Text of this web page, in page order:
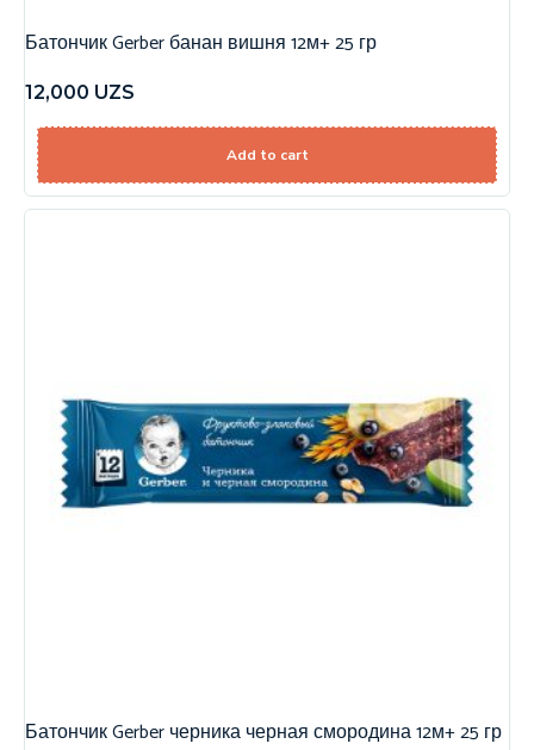
Батончик Gerber банан вишня 12м+ 25 гр
12,000 UZS
Add to cart
Батончик Gerber черника черная смородина 12м+ 25 гр